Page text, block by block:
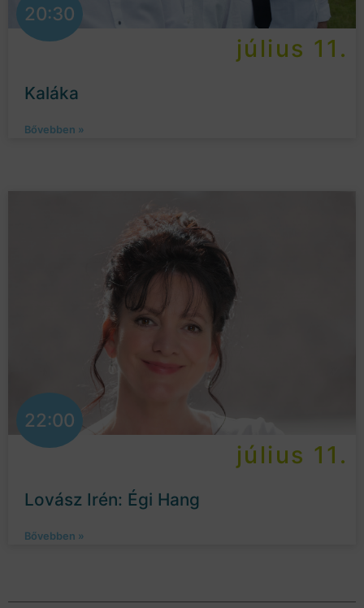
20:30
július 11.
Kaláka
Bővebben »
22:00
július 11.
Lovász Irén: Égi Hang
Bővebben »